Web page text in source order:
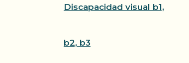
Discapacidad visual b1,
b2, b3